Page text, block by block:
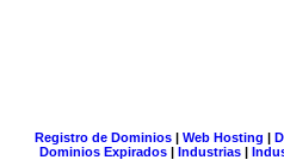
Registro de Dominios| Web Hosting |
Dominios Expirados | Industrias |